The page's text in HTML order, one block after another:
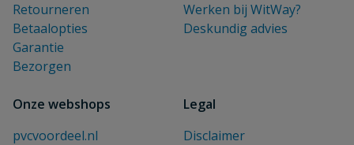
Retourneren
Betaalopties
Garantie
Bezorgen
Werken bij WitWay?
Deskundig advies
Onze webshops
pvcvoordeel.nl
Legal
Disclaimer